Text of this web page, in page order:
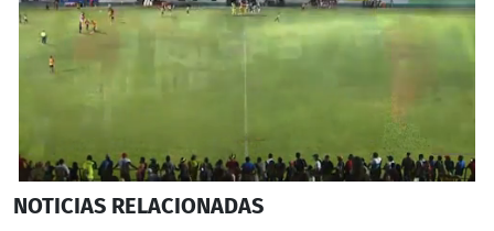
seconds
NOTICIAS RELACIONADAS